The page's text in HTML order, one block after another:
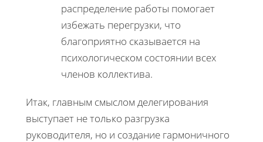
распределение работы помогает
избежать перегрузки, что
благоприятно сказывается на
психологическом состоянии всех
членов коллектива.
Итак, главным смыслом делегирования
выступает не только разгрузка
руководителя, но и создание гармоничного